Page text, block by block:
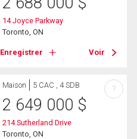
14 Joyce Parkway
Toronto, ON
Enregistrer Voir
Maison 5 CAC , 4 SDB
2 649 000 $
214 Sutherland Drive
Toronto, ON
?